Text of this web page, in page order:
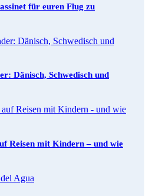
für euren Flug zu
Dänisch, Schwedisch und
Reisen mit Kindern – und wie